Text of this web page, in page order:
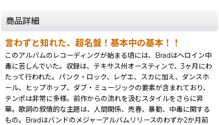
商品詳細
言わずと知れた、超名盤！基本中の基本！！
このアルバムのレコーディングが始まる頃には、Bradはヘロイン中
毒に苦しんでいた。収録は、テキサス州オースティンで、3ヶ月にわ
たって行われた。パンク・ロック、レゲエ、スカに加え、ダンスホ
ール、ヒップホップ、ダブ・ミュージックの要素が含まれており、
テンポは非常に多様。前作からの流れを汲むスタイルをさらに昇
華。歌詞の叙情的な主題は、人間関係、売春、暴動、中毒に関する
もの。Bradはバンドのメジャーアルバムリリースのわずか2か月前